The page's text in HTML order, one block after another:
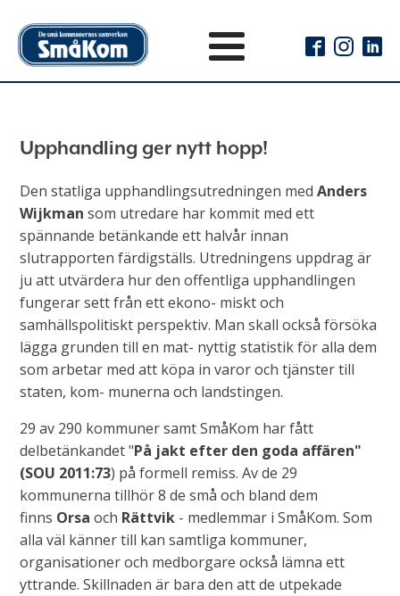
Upphandling ger nytt hopp!
Den statliga upphandlingsutredningen medAnders
Wijkman som utredare har kommit med ett
spännande betänkande ett halvår innan
slutrapporten färdigställs. Utredningens uppdrag är
ju att utvärdera hur den offentliga upphandlingen
fungerar sett från ett ekono- miskt och
samhällspolitiskt perspektiv. Man skall också försöka
lägga grunden till en mat- nyttig statistik för alla dem
som arbetar med att köpa in varor och tjänster till
staten, kom- munerna och landstingen.
29 av 290 kommuner samt SmåKom har fått
delbetänkandet "På jakt efter den goda affären"
(SOU 2011:73) på formell remiss. Av de 29
kommunerna tillhör 8 de små och bland dem
finns Orsa och Rättvik - medlemmar i SmåKom. Som
alla väl känner till kan samtliga kommuner,
organisationer och medborgare också lämna ett
yttrande. Skillnaden är bara den att de utpekade